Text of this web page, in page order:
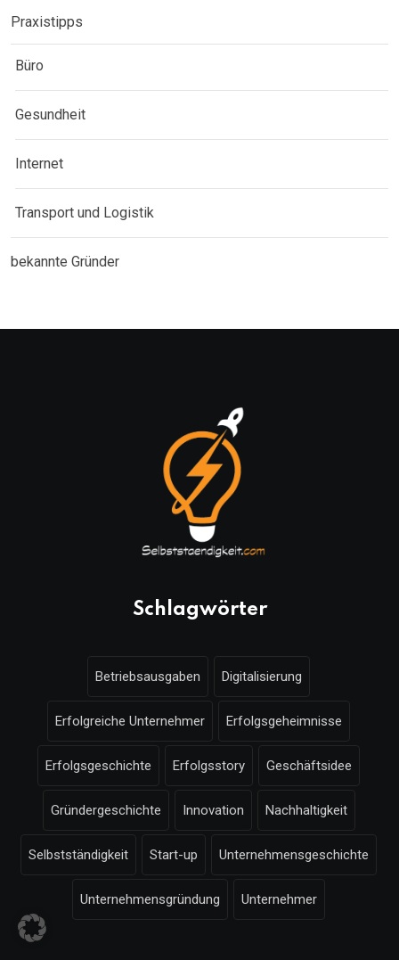
Praxistipps
Büro
Gesundheit
Internet
Transport und Logistik
bekannte Gründer
Schlagwörter
Betriebsausgaben Digitalisierung
Erfolgreiche Unternehmer Erfolgsgeheimnisse
Erfolgsgeschichte Erfolgsstory Geschäftsidee
Gründergeschichte Innovation Nachhaltigkeit
Selbstständigkeit Start-up Unternehmensgeschichte
Unternehmensgründung Unternehmer